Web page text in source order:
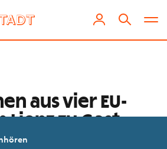
aus vier EU-
Lienz zu Gast